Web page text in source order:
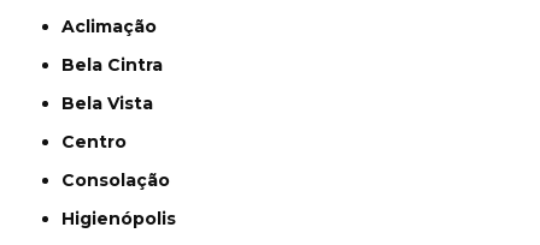
Aclimação
Bela Cintra
Bela Vista
Centro
Consolação
Higienópolis